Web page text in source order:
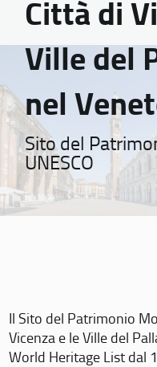
Città di
Ville del
nel
Sito del
UNESCO
Il Sito del Patrimonio
Vicenza e le Ville del
World Heritage List dal